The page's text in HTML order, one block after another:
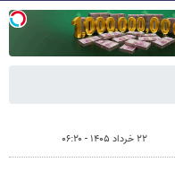
۲۲ خرداد ۱۴۰۵ - ۰۶:۲۰